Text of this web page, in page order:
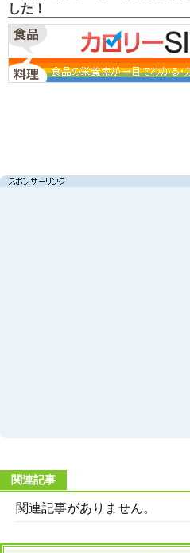
した！
関連記事
関連記事がありません。